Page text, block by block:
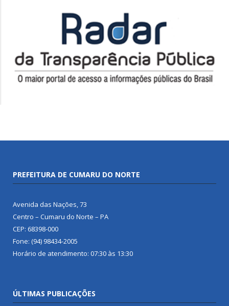
PREFEITURA DE CUMARU DO NORTE
Avenida das Nações, 73
Centro – Cumaru do Norte – PA
CEP: 68398-000
Fone: (94) 98434-2005
Horário de atendimento: 07:30 às 13:30
ÚLTIMAS PUBLICAÇÕES